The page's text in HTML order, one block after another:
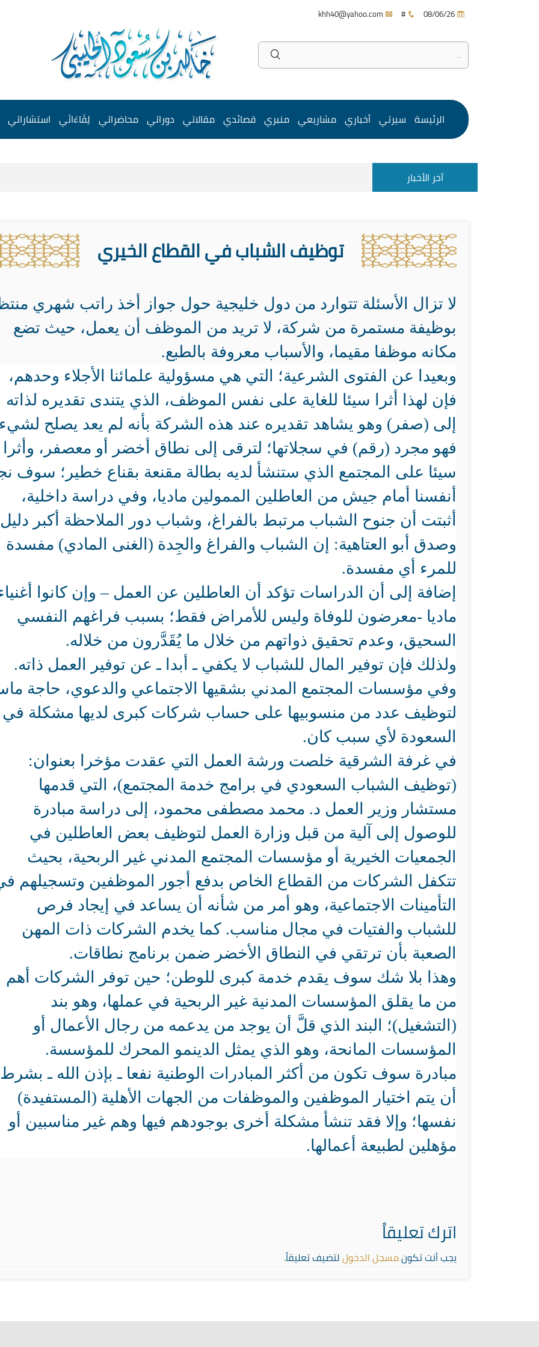
#
الرئيسة سيرتي أخباري مشاريعي منبري قصائدي مقالاتي دوراتي محاضراتي لِقَاءَاتَي استشاراتي
آخر الأخبار
توظيف الشباب في القطاع الخيري
لا تزال الأسئلة تتوارد من دول خليجية حول جواز أخذ راتب شهري
بوظيفة مستمرة من شركة، لا تريد من الموظف أن يعمل، حيث تضع
مكانه موظفا مقيما، والأسباب معروفة بالطبع.
وبعيدا عن الفتوى الشرعية؛ التي هي مسؤولية علمائنا الأجلاء وحدهم،
فإن لهذا أثرا سيئا للغاية على نفس الموظف، الذي يتندى تقديره لذاته
إلى (صفر) وهو يشاهد تقديره عند هذه الشركة بأنه لم يعد يصلح
فهو مجرد (رقم) في سجلاتها؛ لترقى إلى نطاق أخضر أو معصفر، وأثرا
سيئا على المجتمع الذي ستنشأ لديه بطالة مقنعة بقناع خطير؛ سوف
أنفسنا أمام جيش من العاطلين الممولين ماديا، وفي دراسة داخلية،
أثبتت أن جنوح الشباب مرتبط بالفراغ، وشباب دور الملاحظة أكبر
وصدق أبو العتاهية: إن الشباب والفراغ والجِدة (الغنى المادي) مفسدة
للمرء أي مفسدة.
إضافة إلى أن الدراسات تؤكد أن العاطلين عن العمل – وإن كانوا
ماديا -معرضون للوفاة وليس للأمراض فقط؛ بسبب فراغهم النفسي
السحيق، وعدم تحقيق ذواتهم من خلال ما يُقَدَّرون من خلاله.
ولذلك فإن توفير المال للشباب لا يكفي ـ أبدا ـ عن توفير العمل ذاته.
وفي مؤسسات المجتمع المدني بشقيها الاجتماعي والدعوي، حاجة
لتوظيف عدد من منسوبيها على حساب شركات كبرى لديها مشكلة في
السعودة لأي سبب كان.
في غرفة الشرقية خلصت ورشة العمل التي عقدت مؤخرا بعنوان:
(توظيف الشباب السعودي في برامج خدمة المجتمع)، التي قدمها
مستشار وزير العمل د. محمد مصطفى محمود، إلى دراسة مبادرة
للوصول إلى آلية من قبل وزارة العمل لتوظيف بعض العاطلين في
الجمعيات الخيرية أو مؤسسات المجتمع المدني غير الربحية، بحيث
تتكفل الشركات من القطاع الخاص بدفع أجور الموظفين وتسجيلهم
التأمينات الاجتماعية، وهو أمر من شأنه أن يساعد في إيجاد فرص
للشباب والفتيات في مجال مناسب. كما يخدم الشركات ذات المهن
الصعبة بأن ترتقي في النطاق الأخضر ضمن برنامج نطاقات.
وهذا بلا شك سوف يقدم خدمة كبرى للوطن؛ حين توفر الشركات أهم
من ما يقلق المؤسسات المدنية غير الربحية في عملها، وهو بند
(التشغيل)؛ البند الذي قلَّ أن يوجد من يدعمه من رجال الأعمال أو
المؤسسات المانحة، وهو الذي يمثل الدينمو المحرك للمؤسسة.
مبادرة سوف تكون من أكثر المبادرات الوطنية نفعا ـ بإذن الله ـ بشرط
أن يتم اختيار الموظفين والموظفات من الجهات الأهلية (المستفيدة)
نفسها؛ وإلا فقد تنشأ مشكلة أخرى بوجودهم فيها وهم غير مناسبين أو
مؤهلين لطبيعة أعمالها.
اترك تعليقاً
يجب أنت تكونمسجل الدخوللتضيف تعليقاً.